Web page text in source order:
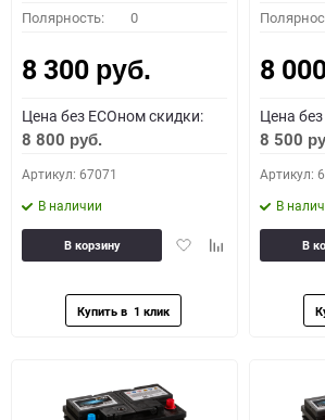
Полярность: 0
8 300 руб.
Цена без ECOном скидки:
8 800 руб.
Артикул: 67071
В наличии
ДобавитьДобавить
В корзину
8
Цена
8 500
Артикул:
В
В